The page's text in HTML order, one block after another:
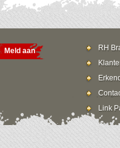
Meld aan
RH
Link